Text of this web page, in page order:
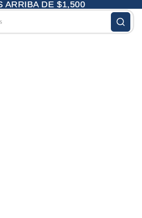
ARRIBA DE $1,500
ARRIBA DE $1,500